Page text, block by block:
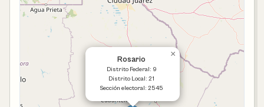
Rosario
Distrito Federal: 9
Distrito Local: 21
Sección electoral: 2545
×